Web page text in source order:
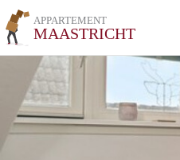
APPARTEMENT
MAASTRICHT